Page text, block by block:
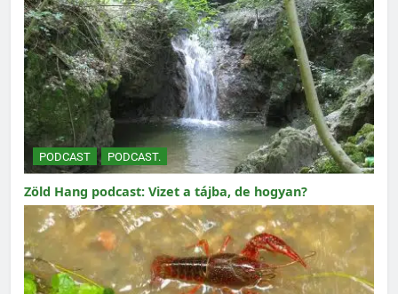
PODCAST PODCAST.
Zöld Hang podcast: Vizet a tájba, de hogyan?